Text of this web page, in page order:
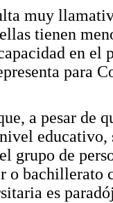
muy
tienen
en el
para
a pesar de
educativo,
grupo de
o bachillerato
es